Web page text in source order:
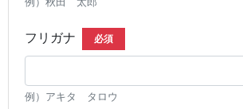
フリガナ 必須
例）アキタ タロウ